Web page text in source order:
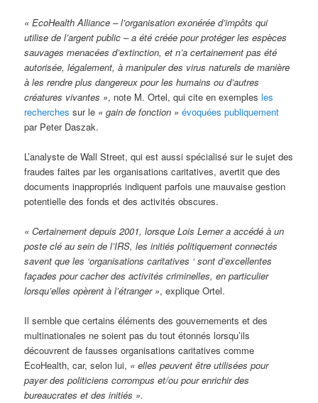
« EcoHealth Alliance – l’organisation exonérée d’impôts qui
utilise de l’argent public – a été créée pour protéger les espèces
sauvages menacées d’extinction, et n’a certainement pas été
autorisée, légalement, à manipuler des virus naturels de manière
à les rendre plus dangereux pour les humains ou d’autres
créatures vivantes », note M. Ortel, qui cite en exemplesles
recherches sur le « gain de fonction » évoquées publiquement
par Peter Daszak.
L’analyste de Wall Street, qui est aussi spécialisé sur le sujet des
fraudes faites par les organisations caritatives, avertit que des
documents inappropriés indiquent parfois une mauvaise gestion
potentielle des fonds et des activités obscures.
« Certainement depuis 2001, lorsque Lois Lerner a accédé à un
poste clé au sein de l’IRS, les initiés politiquement connectés
savent que les ‘organisations caritatives ‘ sont d’excellentes
façades pour cacher des activités criminelles, en particulier
lorsqu’elles opèrent à l’étranger », explique Ortel.
Il semble que certains éléments des gouvernements et des
multinationales ne soient pas du tout étonnés lorsqu’ils
découvrent de fausses organisations caritatives comme
EcoHealth, car, selon lui, « elles peuvent être utilisées pour
payer des politiciens corrompus et/ou pour enrichir des
bureaucrates et des initiés ».